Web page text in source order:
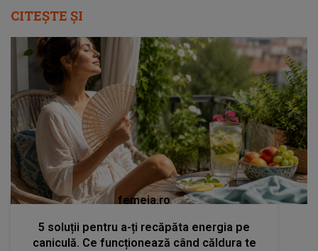
CITEȘTE ȘI
femeia.ro
5 soluții pentru a-ți recăpăta energia pe
caniculă. Ce funcționează când căldura te